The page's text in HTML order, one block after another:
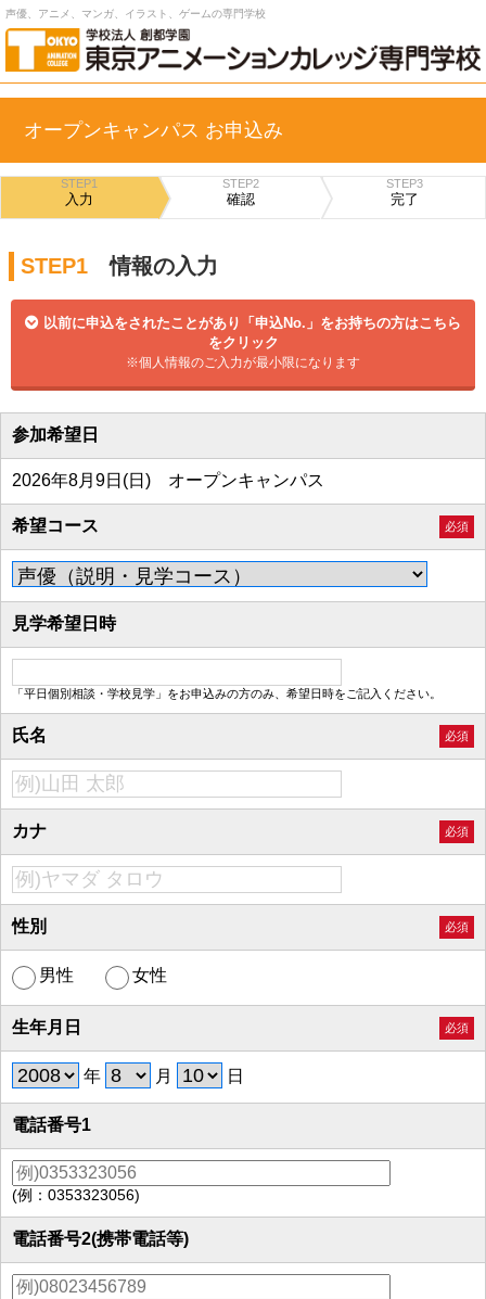
声優、アニメ、マンガ、イラスト、ゲームの専門学校
オープンキャンパス お申込み
STEP1
入力
STEP2
確認
STEP3
完了
STEP1 情報の入力
以前に申込をされたことがあり「申込No.」をお持ちの方はこちら
をクリック
※個人情報のご入力が最小限になります
参加希望日
2026年8月9日(日) オープンキャンパス
希望コース 必須
見学希望日時
「平日個別相談・学校見学」をお申込みの方のみ、希望日時をご記入ください。
氏名 必須
カナ 必須
性別 必須
男性 女性
生年月日 必須
年 月 日
電話番号1
(例：0353323056)
電話番号2(携帯電話等)